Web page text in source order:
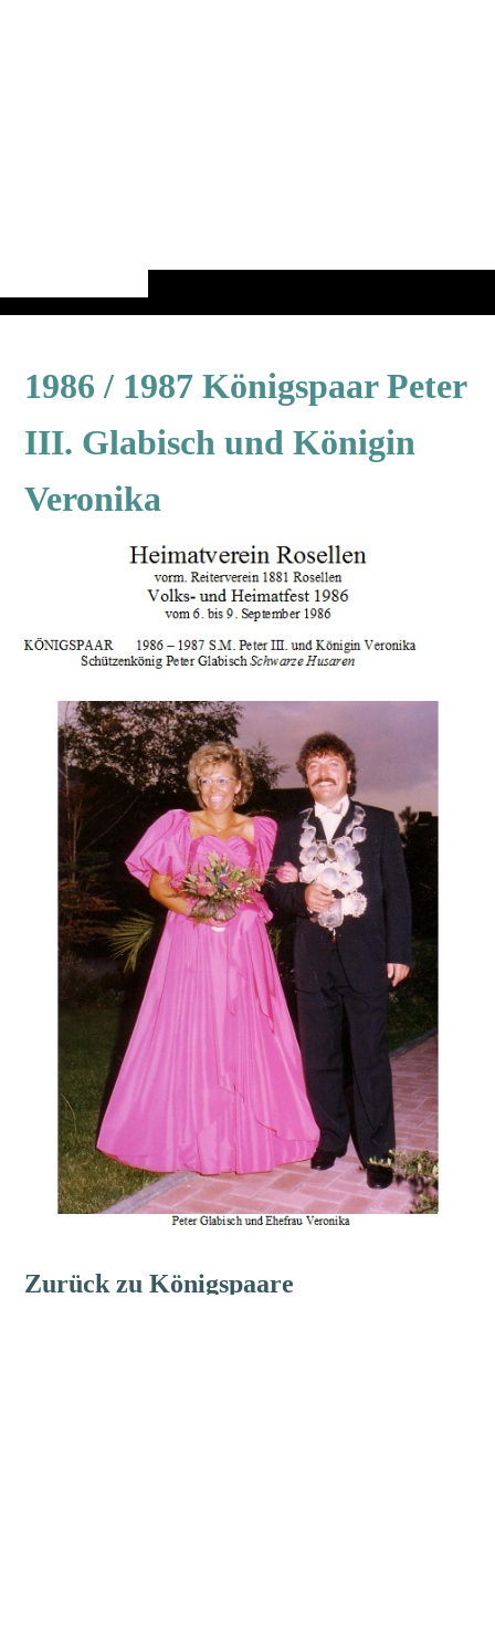
1986 / 1987 Königspaar Peter
III. Glabisch und Königin
Veronika
Zurück zu Königspaare